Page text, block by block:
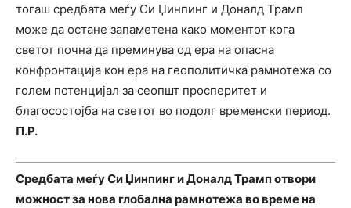
тогаш средбата меѓу Си Џинпинг и Доналд Трамп
може да остане запаметена како моментот кога
светот почна да преминува од ера на опасна
конфронтација кон ера на геополитичка рамнотежа со
голем потенцијал за сеопшт просперитет и
благосостојба на светот во подолг временски период.
П.Р.
Средбата меѓу Си Џинпинг и Доналд Трамп отвори
можност за нова глобална рамнотежа во време на